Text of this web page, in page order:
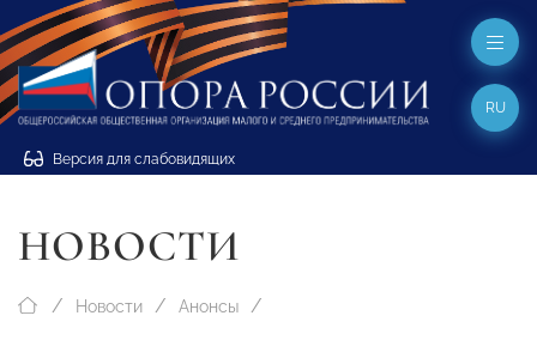
Версия для слабовидящих
RU
НОВОСТИ
Новости Анонсы